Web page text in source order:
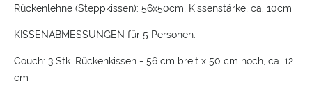
Rückenlehne (Steppkissen): 56x50cm, Kissenstärke, ca. 10cm
KISSENABMESSUNGEN für 5 Personen:
Couch: 3 Stk. Rückenkissen - 56 cm breit x 50 cm hoch, ca. 12
cm